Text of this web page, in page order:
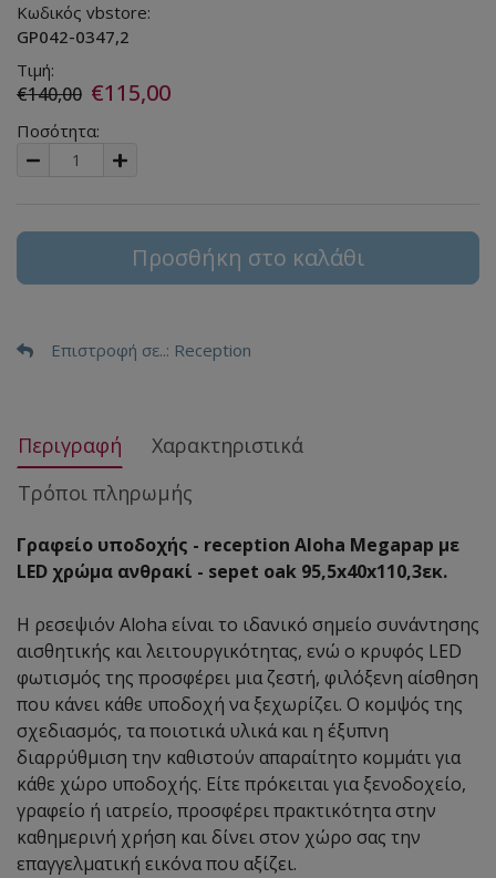
Κωδικός vbstore:
GP042-0347,2
Τιμή:
€140,00 €115,00
Ποσότητα:
Προσθήκη στο καλάθι
Επιστροφή σε..: Reception
Περιγραφή
Χαρακτηριστικά
Τρόποι πληρωμής
Γραφείο υποδοχής - reception Aloha Megapap με
LED χρώμα ανθρακί - sepet oak 95,5x40x110,3εκ.
Η ρεσεψιόν Aloha είναι το ιδανικό σημείο συνάντησης
αισθητικής και λειτουργικότητας, ενώ ο κρυφός LED
φωτισμός της προσφέρει μια ζεστή, φιλόξενη αίσθηση
που κάνει κάθε υποδοχή να ξεχωρίζει. Ο κομψός της
σχεδιασμός, τα ποιοτικά υλικά και η έξυπνη
διαρρύθμιση την καθιστούν απαραίτητο κομμάτι για
κάθε χώρο υποδοχής. Είτε πρόκειται για ξενοδοχείο,
γραφείο ή ιατρείο, προσφέρει πρακτικότητα στην
καθημερινή χρήση και δίνει στον χώρο σας την
επαγγελματική εικόνα που αξίζει.